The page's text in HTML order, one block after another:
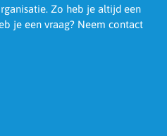
Zo heb je altijd een
je een vraag? Neem contact